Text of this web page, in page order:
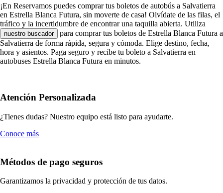
¡En Reservamos puedes comprar tus boletos de autobús a Salvatierra
en Estrella Blanca Futura, sin moverte de casa! Olvídate de las filas, el
tráfico y la incertidumbre de encontrar una taquilla abierta. Utiliza
nuestro buscador
para comprar tus boletos de Estrella Blanca Futura a
Salvatierra de forma rápida, segura y cómoda. Elige destino, fecha,
hora y asientos. Paga seguro y recibe tu boleto a Salvatierra en
autobuses Estrella Blanca Futura en minutos.
Atención Personalizada
¿Tienes dudas? Nuestro equipo está listo para ayudarte.
Conoce más
Métodos de pago seguros
Garantizamos la privacidad y protección de tus datos.